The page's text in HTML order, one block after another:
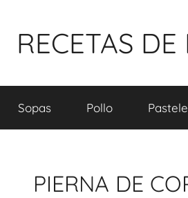
RECETAS
Sopas Pollo
PIERNA DE